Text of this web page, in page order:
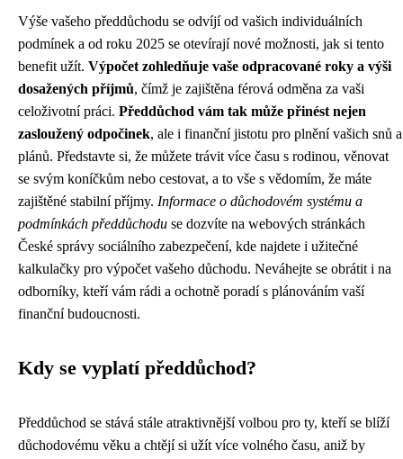
Výše vašeho předdůchodu se odvíjí od vašich individuálních
podmínek a od roku 2025 se otevírají nové možnosti, jak si tento
benefit užít. Výpočet zohledňuje vaše odpracované roky a výši
dosažených příjmů, čímž je zajištěna férová odměna za vaši
celoživotní práci. Předdůchod vám tak může přinést nejen
zasloužený odpočinek, ale i finanční jistotu pro plnění vašich snů a
plánů. Představte si, že můžete trávit více času s rodinou, věnovat
se svým koníčkům nebo cestovat, a to vše s vědomím, že máte
zajištěné stabilní příjmy. Informace o důchodovém systému a
podmínkách předdůchodu se dozvíte na webových stránkách
České správy sociálního zabezpečení, kde najdete i užitečné
kalkulačky pro výpočet vašeho důchodu. Neváhejte se obrátit i na
odborníky, kteří vám rádi a ochotně poradí s plánováním vaší
finanční budoucnosti.
Kdy se vyplatí předdůchod?
Předdůchod se stává stále atraktivnější volbou pro ty, kteří se blíží
důchodovému věku a chtějí si užít více volného času, aniž by